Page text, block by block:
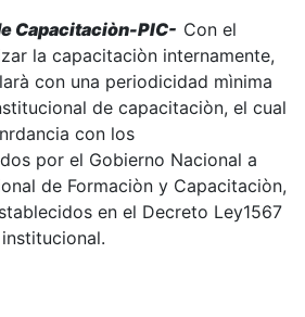
Capacitaciòn-PIC- Con el
la capacitaciòn internamente,
con una periodicidad mìnima
de capacitaciòn, el cual
con los
por el Gobierno Nacional a
de Formaciòn y Capacitaciòn,
en el Decreto Ley1567